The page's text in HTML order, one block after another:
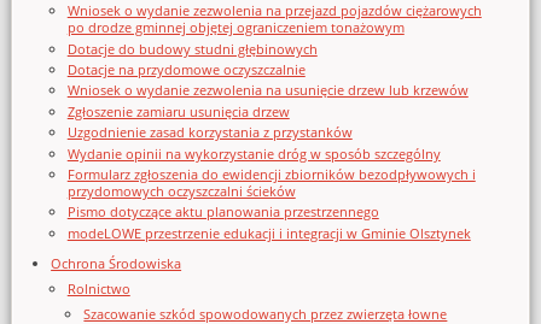
Wniosek o wydanie zezwolenia na przejazd pojazdów ciężarowych
po drodze gminnej objętej ograniczeniem tonażowym
Dotacje do budowy studni głębinowych
Dotacje na przydomowe oczyszczalnie
Wniosek o wydanie zezwolenia na usunięcie drzew lub krzewów
Zgłoszenie zamiaru usunięcia drzew
Uzgodnienie zasad korzystania z przystanków
Wydanie opinii na wykorzystanie dróg w sposób szczególny
Formularz zgłoszenia do ewidencji zbiorników bezodpływowych i
przydomowych oczyszczalni ścieków
Pismo dotyczące aktu planowania przestrzennego
modeLOWE przestrzenie edukacji i integracji w Gminie Olsztynek
Ochrona Środowiska
Rolnictwo
Szacowanie szkód spowodowanych przez zwierzęta łowne